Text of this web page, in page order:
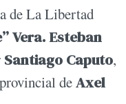
de La Libertad
Vera. Esteban
Santiago Caputo,
deAxel